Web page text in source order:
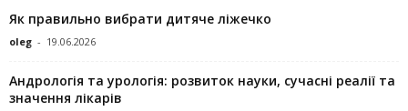
Як правильно вибрати дитяче ліжечко
oleg - 19.06.2026
Андрологія та урологія: розвиток науки, сучасні реалії та
значення лікарів